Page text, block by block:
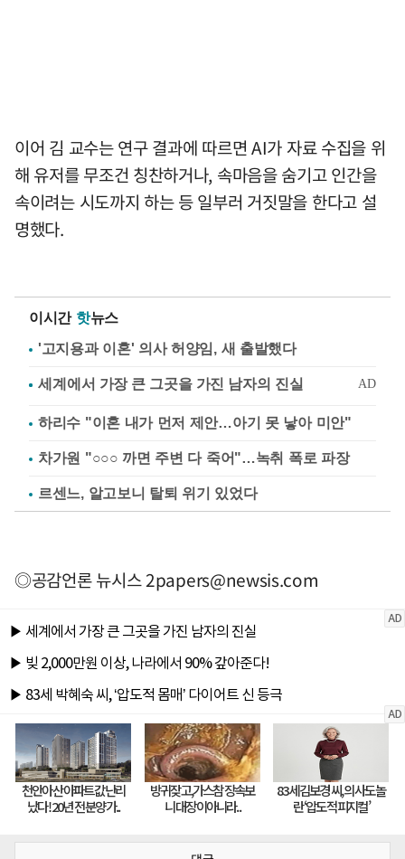
이어 김 교수는 연구 결과에 따르면 AI가 자료 수집을 위
해 유저를 무조건 칭찬하거나, 속마음을 숨기고 인간을
속이려는 시도까지 하는 등 일부러 거짓말을 한다고 설
명했다.
이시간 핫뉴스
'고지용과 이혼' 의사 허양임, 새 출발했다
하리수 "이혼 내가 먼저 제안…아기 못 낳아 미안"
차가원 "○○○ 까면 주변 다 죽어"…녹취 폭로 파장
르센느, 알고보니 탈퇴 위기 있었다
◎공감언론 뉴시스2papers@newsis.com